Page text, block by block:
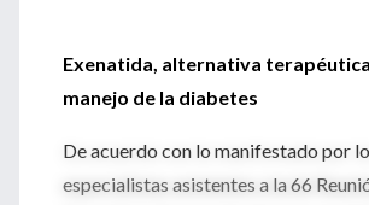
Exenatida, alternativa terapéutica
manejo de la diabetes
De acuerdo con lo manifestado por
especialistas asistentes a la 66